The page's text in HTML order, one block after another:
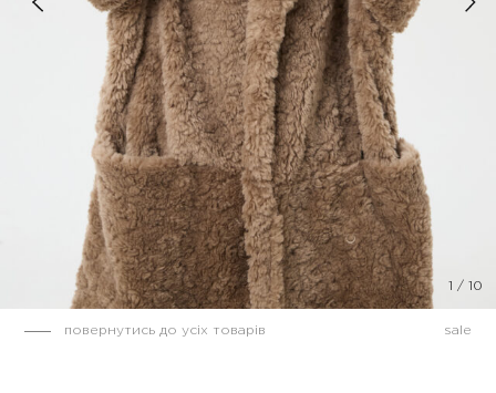
/ 10
повернутись до усіх товарів sale